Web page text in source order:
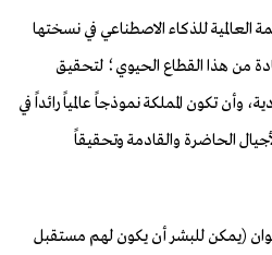
العالمية للذكاء الاصطناعي في نسختها
من هذا القطاع الحيوي؛ لتحقيق
وأن تكون المملكة نموذجاً عالمياً رائداً في
الحاضرة والقادمة وتحقيقاً
(يمكن للبشر أن يكون لهم مستقبل